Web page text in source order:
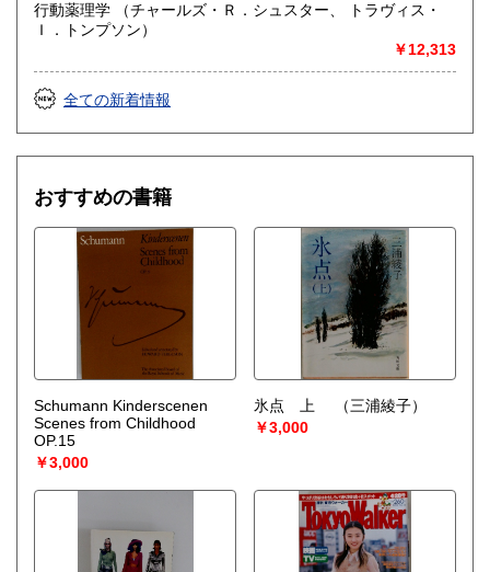
行動薬理学 （チャールズ・Ｒ．シュスター、 トラヴィス・
Ｉ．トンプソン）
￥12,313
全ての新着情報
おすすめの書籍
Schumann Kinderscenen
Scenes from Childhood
OP.15
￥3,000
氷点 上
（三浦綾子）
￥3,000